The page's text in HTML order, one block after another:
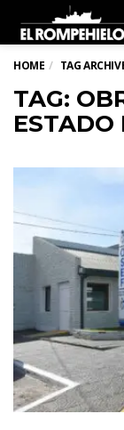
HOME TAG
TAG:
ESTADO